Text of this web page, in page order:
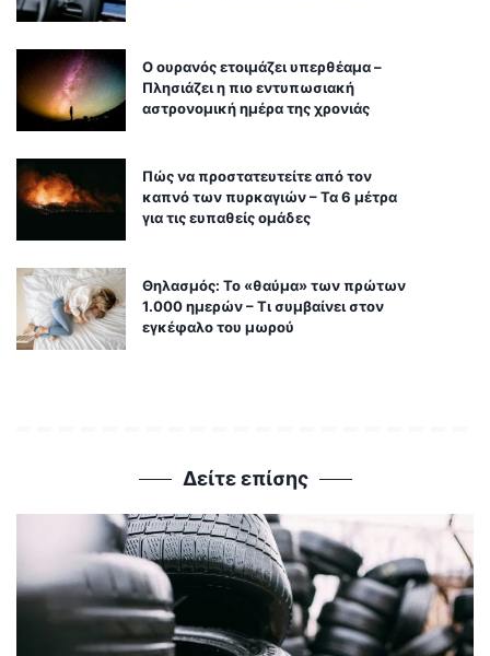
Ο ουρανός ετοιμάζει υπερθέαμα –
Πλησιάζει η πιο εντυπωσιακή
αστρονομική ημέρα της χρονιάς
Πώς να προστατευτείτε από τον
καπνό των πυρκαγιών – Τα 6 μέτρα
για τις ευπαθείς ομάδες
Θηλασμός: Το «θαύμα» των πρώτων
1.000 ημερών – Τι συμβαίνει στον
εγκέφαλο του μωρού
Δείτε επίσης